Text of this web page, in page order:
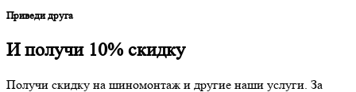
Приведи друга
И получи 10% скидку
Получи скидку на шиномонтаж и другие наши услуги. За